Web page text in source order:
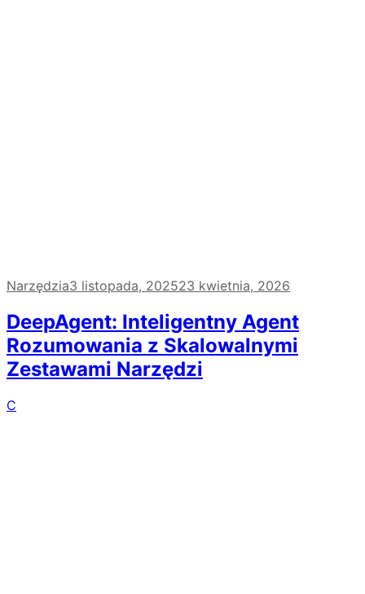
Narzędzia3 listopada, 202523 kwietnia, 2026
DeepAgent: Inteligentny Agent
Rozumowania z Skalowalnymi
Zestawami Narzędzi
C